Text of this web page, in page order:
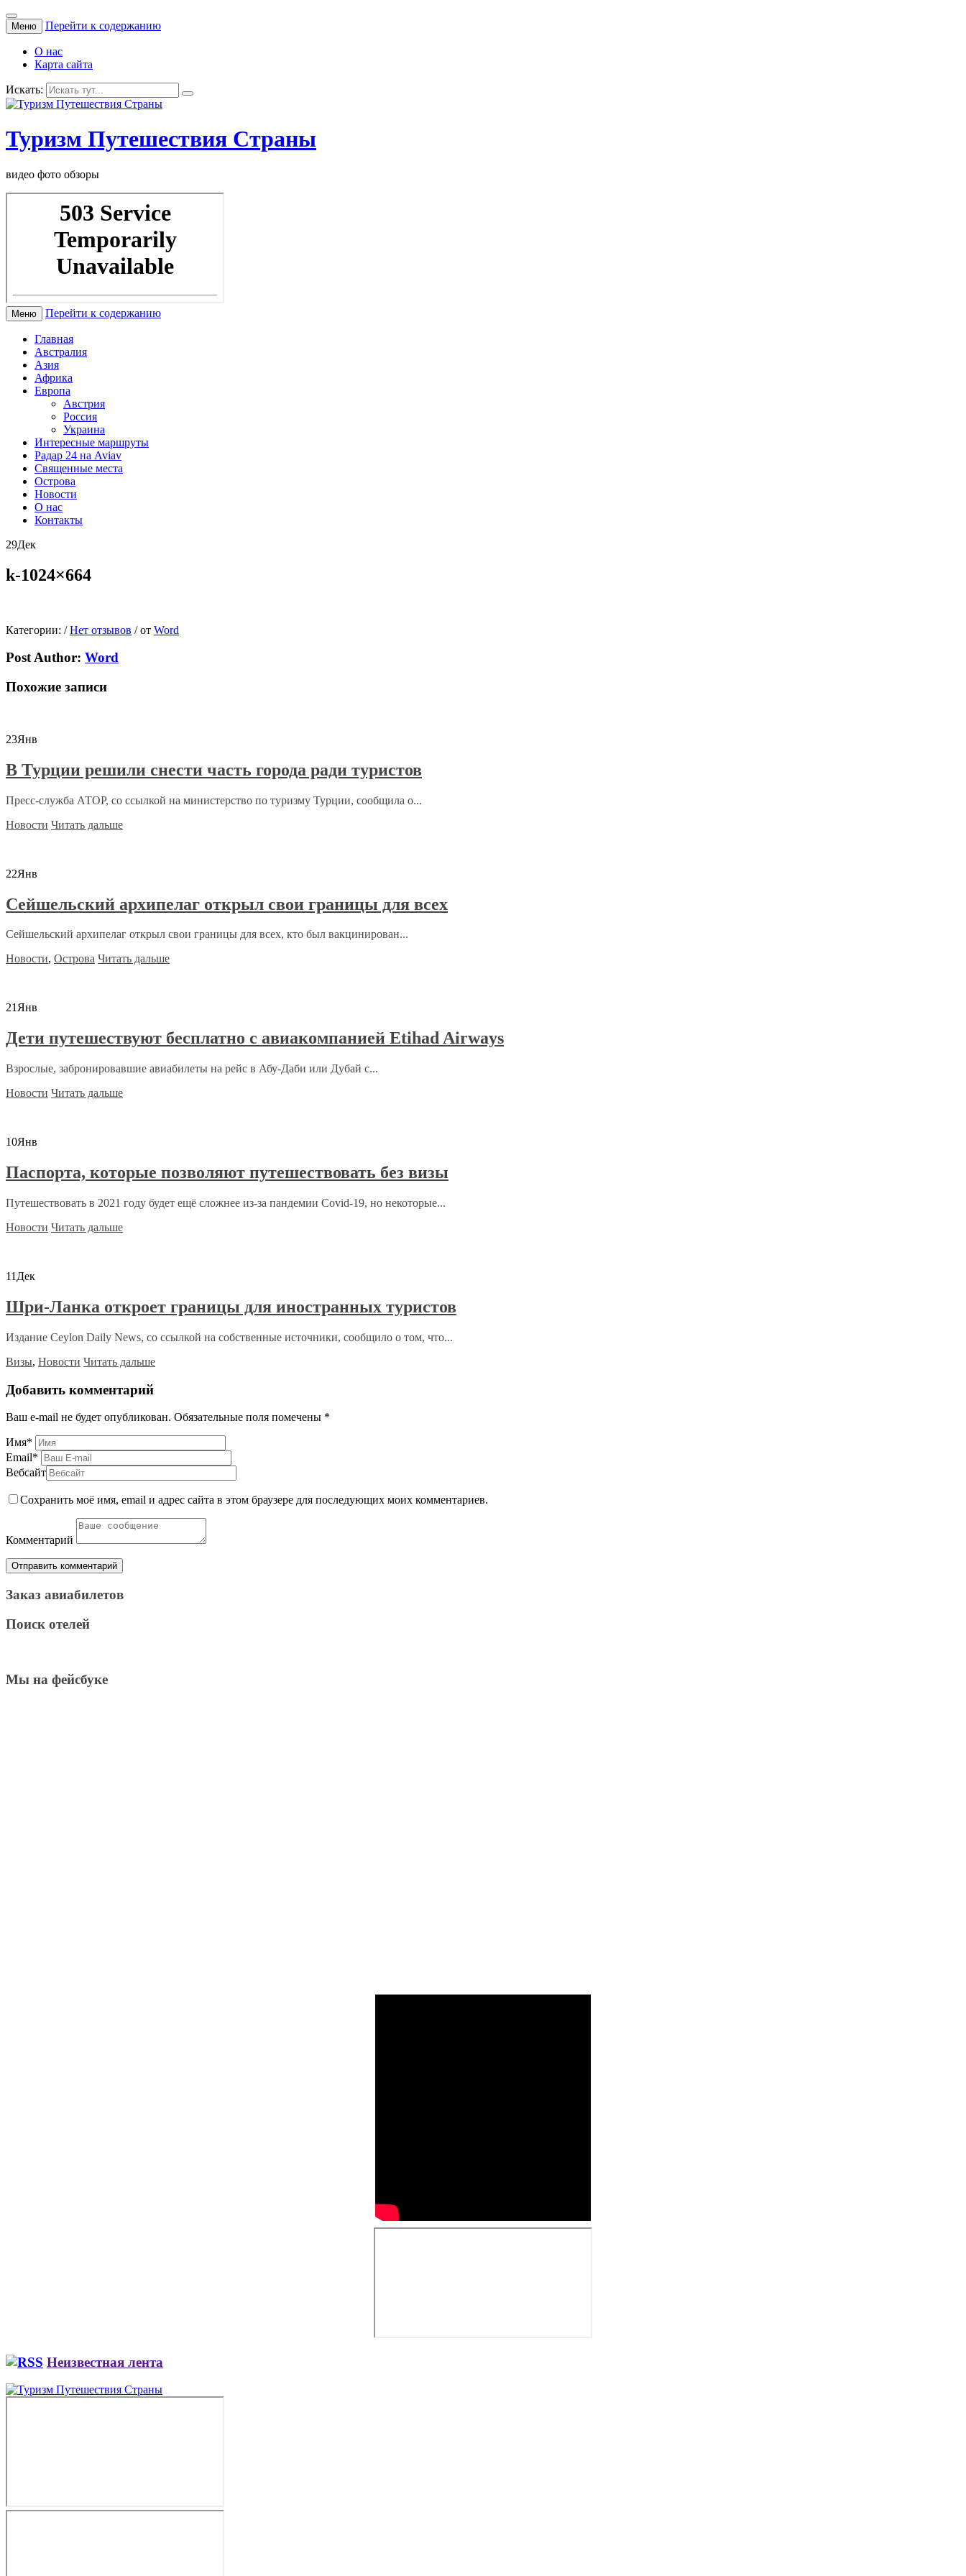
Меню Перейти к содержанию
О нас
Карта сайта
Искать:
Туризм Путешествия Страны
видео фото обзоры
Меню Перейти к содержанию
Главная
Австралия
Азия
Африка
Европа
Австрия
Россия
Украина
Интересные маршруты
Радар 24 на Aviav
Священные места
Острова
Новости
О нас
Контакты
29Дек
k-1024×664
Категории: / Нет отзывов /от Word
Post Author: Word
Похожие записи
23Янв
В Турции решили снести часть города ради туристов
Пресс-служба АТОР, со ссылкой на министерство по туризму Турции, сообщила о...
Новости Читать дальше
22Янв
Сейшельский архипелаг открыл свои границы для всех
Сейшельский архипелаг открыл свои границы для всех, кто был вакцинирован...
Новости, Острова Читать дальше
21Янв
Дети путешествуют бесплатно с авиакомпанией Etihad Airways
Взрослые, забронировавшие авиабилеты на рейс в Абу-Даби или Дубай с...
Новости Читать дальше
10Янв
Паспорта, которые позволяют путешествовать без визы
Путешествовать в 2021 году будет ещё сложнее из-за пандемии Covid-19, но некоторые...
Новости Читать дальше
11 Дек
Шри-Ланка откроет границы для иностранных туристов
Издание Ceylon Daily News, со ссылкой на собственные источники, сообщило о том, что...
Визы, Новости Читать дальше
Добавить комментарий
Ваш e-mail не будет опубликован. Обязательные поля помечены *
Имя*
Email*
Вебсайт
Сохранить моё имя, email и адрес сайта в этом браузере для последующих моих комментариев.
Комментарий
Заказ авиабилетов
Поиск отелей
Мы на фейсбуке
Неизвестная лента